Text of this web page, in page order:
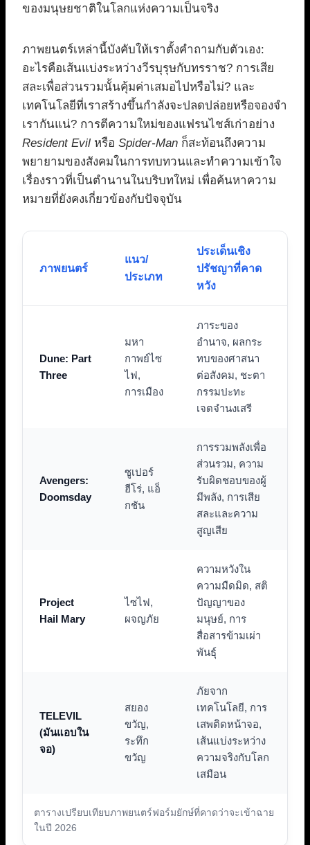
ของมนุษยชาติในโลกแห่งความเป็นจริง
ภาพยนตร์เหล่านี้บังคับให้เราตั้งคำถามกับตัวเอง:
อะไรคือเส้นแบ่งระหว่างวีรบุรุษกับทรราช? การเสีย
สละเพื่อส่วนรวมนั้นคุ้มค่าเสมอไปหรือไม่? และ
เทคโนโลยีที่เราสร้างขึ้นกำลังจะปลดปล่อยหรือจองจำ
เรากันแน่? การตีความใหม่ของแฟรนไชส์เก่าอย่าง
Resident Evil หรือ Spider-Man ก็สะท้อนถึงความ
พยายามของสังคมในการทบทวนและทำความเข้าใจ
เรื่องราวที่เป็นตำนานในบริบทใหม่ เพื่อค้นหาความ
หมายที่ยังคงเกี่ยวข้องกับปัจจุบัน
ตารางเปรียบเทียบภาพยนตร์ฟอร์มยักษ์ที่คาดว่าจะเข้าฉาย
ในปี 2026
ภาพยนตร์
แนว/
ประเภท
ประเด็นเชิง
ปรัชญาที่คาด
หวัง
Dune: Part
Three
มหา
กาพย์ไซ
ไฟ,
การเมือง
ภาระของ
อำนาจ, ผลกระ
ทบของศาสนา
ต่อสังคม, ชะตา
กรรมปะทะ
เจตจำนงเสรี
Avengers:
Doomsday
ซูเปอร์
ฮีโร่, แอ็
กชัน
การรวมพลังเพื่อ
ส่วนรวม, ความ
รับผิดชอบของผู้
มีพลัง, การเสีย
สละและความ
สูญเสีย
Project
Hail Mary
ไซไฟ,
ผจญภัย
ความหวังใน
ความมืดมิด, สติ
ปัญญาของ
มนุษย์, การ
สื่อสารข้ามเผ่า
พันธุ์
TELEVIL
(มันแอบใน
จอ)
สยอง
ขวัญ,
ระทึก
ขวัญ
ภัยจาก
เทคโนโลยี, การ
เสพติดหน้าจอ,
เส้นแบ่งระหว่าง
ความจริงกับโลก
เสมือน